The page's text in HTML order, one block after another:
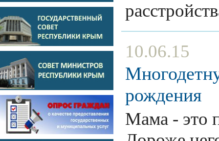
10.06.15
рождения
Мама - это